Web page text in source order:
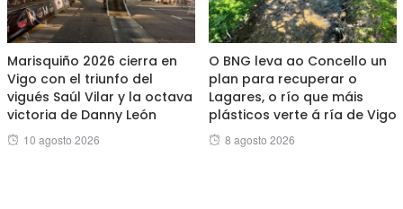
Marisquiño 2026 cierra en
Vigo con el triunfo del
vigués Saúl Vilar y la octava
victoria de Danny León
Posted
10 agosto 2026
O BNG leva ao Concello un
plan para recuperar o
Lagares, o río que máis
plásticos verte á ría de Vigo
Posted
8 agosto 2026